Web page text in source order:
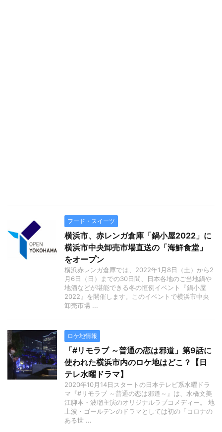
フード・スイーツ
横浜市、赤レンガ倉庫「鍋小屋2022」に
横浜市中央卸売市場直送の「海鮮食堂」
をオープン
横浜赤レンガ倉庫では、2022年1月8日（土）から2
月6日（日）までの30日間、日本各地のご当地鍋や
地酒などが堪能できる冬の恒例イベント『鍋小屋
2022』を開催します。このイベントで横浜市中央
卸売市場 ...
ロケ地情報
「#リモラブ ～普通の恋は邪道」第9話に
使われた横浜市内のロケ地はどこ？【日
テレ水曜ドラマ】
2020年10月14日スタートの日本テレビ系水曜ドラ
マ『#リモラブ ～普通の恋は邪道～』は、水橋文美
江脚本・波瑠主演のオリジナルラブコメディー。 地
上波・ゴールデンのドラマとしては初の「コロナの
ある世 ...